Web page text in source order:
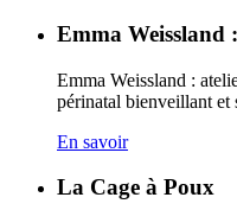
Emma Weissland
Emma Weissland :
périnatal bienveillant
En savoir
La Cage à Poux